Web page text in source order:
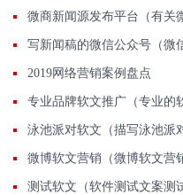
微商新闻源发布平台（有关
写新闻稿的微信公众号（微
2019网络营销案例盘点
专业品牌软文推广（专业的
泳池派对软文（描写泳池派
微博软文营销（微博软文营
测试软文（软件测试文案测